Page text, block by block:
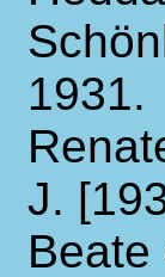
1931.
J.